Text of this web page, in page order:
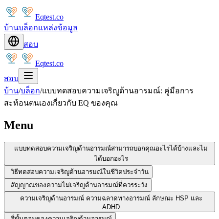
Eqtest.co
บ้านบล็อกแหล่งข้อมูล
สอบ
Eqtest.co
สอบ
บ้าน/บล็อก/แบบทดสอบความเจริญูด้านอารมณ์: คู่มือการ
สะท้อนตนเองเกี่ยวกับ EQ ของคุณ
Menu
แบบทดสอบความเจริญูด้านอารมณ์สามารถบอกคุณอะไรได้บ้างและไม่
ได้บอกอะไร
วิธีทดสอบความเจริญูด้านอารมณ์ในชีวิตประจำวัน
สัญญาณของความไม่เจริญูด้านอารมณ์ที่ควรระวัง
ความเจริญูด้านอารมณ์ ความฉลาดทางอารมณ์ ลักษณะ HSP และ
ADHD